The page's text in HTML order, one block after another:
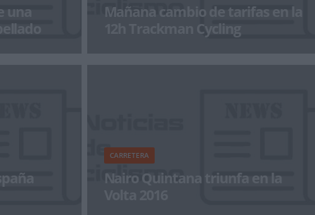
una
Mañana cambio de tarifas en la
12h Trackman Cycling
CARRETERA
Nairo Quintana triunfa en la